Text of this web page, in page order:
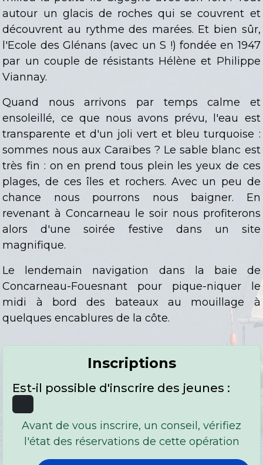
autour un glacis de roches qui se couvrent et
découvrent au rythme des marées. Et bien sûr,
l'Ecole des Glénans (avec un S !) fondée en 1947
par un couple de résistants Hélène et Philippe
Viannay.
Quand nous arrivons par temps calme et
ensoleillé, ce que nous avons prévu, l'eau est
transparente et d'un joli vert et bleu turquoise :
sommes nous aux Caraïbes ? Le sable blanc est
très fin : on en prend tous plein les yeux de ces
plages, de ces îles et rochers. Avec un peu de
chance nous pourrons nous baigner. En
revenant à Concarneau le soir nous profiterons
alors d'une soirée festive dans un site
magnifique.
Le lendemain navigation dans la baie de
Concarneau-Fouesnant pour pique-niquer le
midi à bord des bateaux au mouillage à
quelques encablures de la côte.
Inscriptions
Est-il possible d'inscrire des jeunes :
Avant de vous inscrire, un conseil, vérifiez
l'état des réservations de cette opération